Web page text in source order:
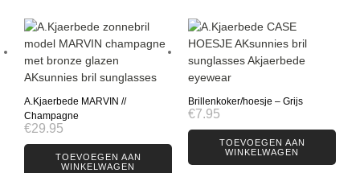
A.Kjaerbede MARVIN //
Champagne
€29.95
TOEVOEGEN AAN
WINKELWAGEN
Brillenkoker/hoesje – Grijs
€7.95
TOEVOEGEN AAN
WINKELWAGEN